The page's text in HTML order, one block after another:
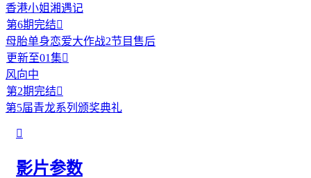
香港小姐湘遇记
第6期完结
母胎单身恋爱大作战2节目售后
更新至01集
风向中
第2期完结
第5届青龙系列颁奖典礼

影片参数